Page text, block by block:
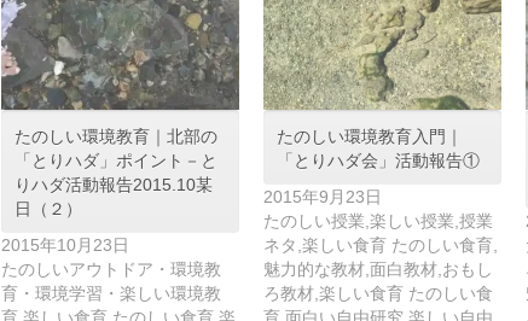
たのしい環境教育｜北部の
「とりハダ」ポイント－と
りハダ活動報告2015.10某
日（２）
2015年10月23日
たのしいアウトドア・環境教
育・環境学習・楽しい環境教
たのしい環境教育入門｜
「とりハダ会」活動報告①
2015年9月23日
たのしい授業,楽しい授業,授業
ネタ,楽しい食育 たのしい食育,
魅力的な教材,面白教材,おもし
ろ教材,楽しい食育 たのしい食